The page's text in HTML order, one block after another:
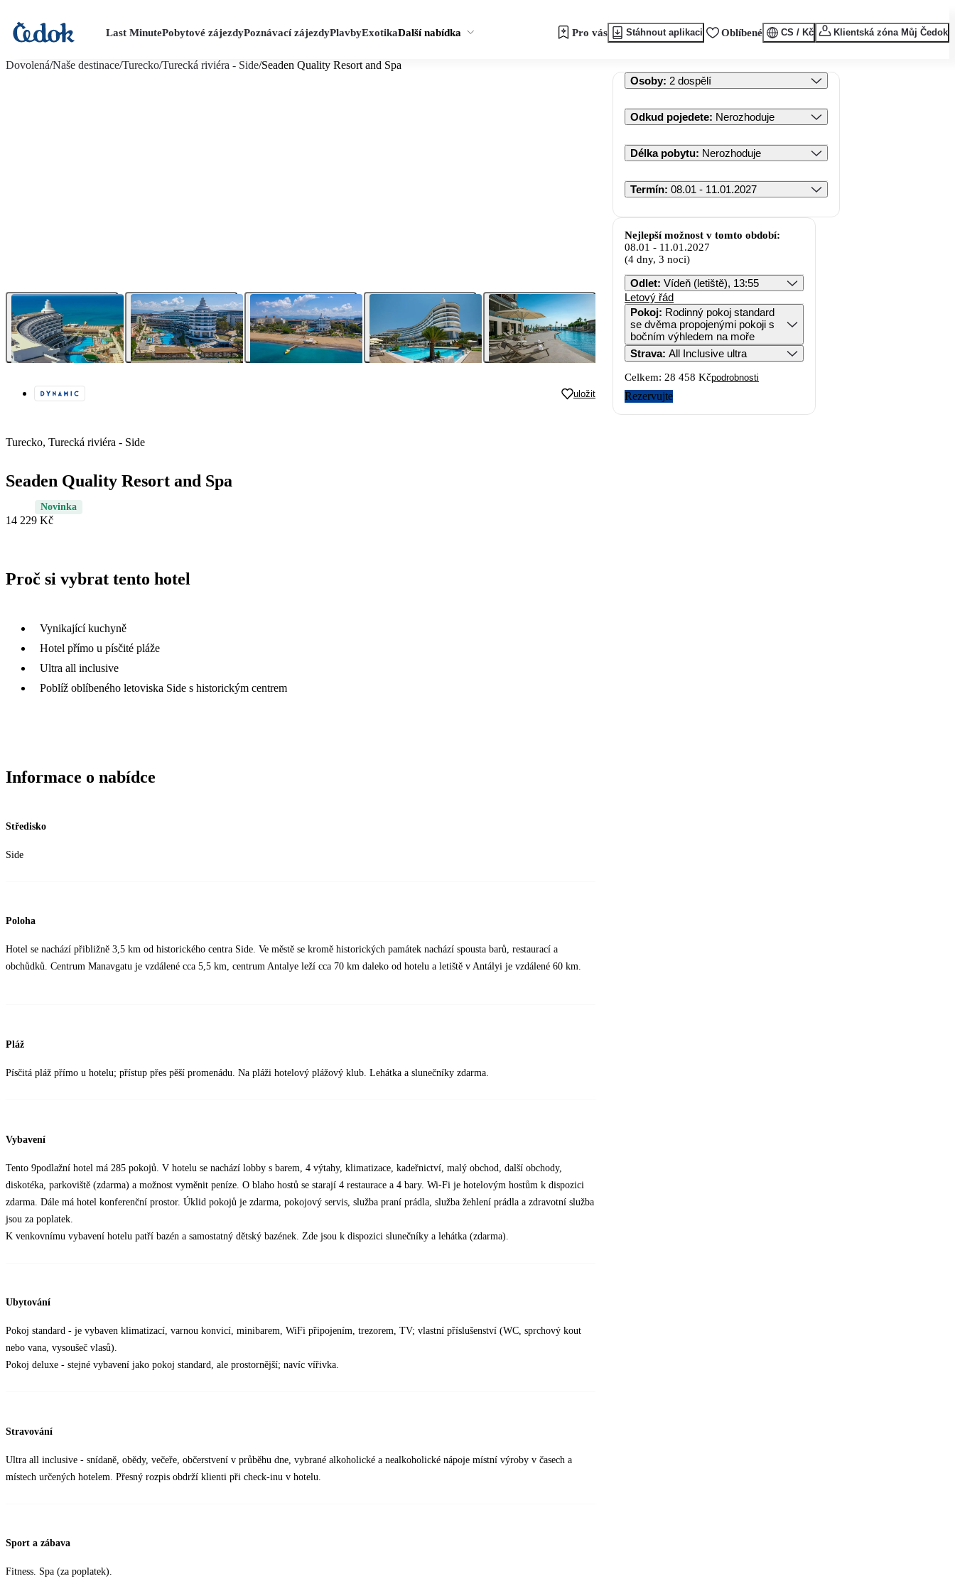
Last MinutePobytové zájezdyPoznávací zájezdyPlavbyExotikaDalší nabídka Pro vás Stáhnout aplikaci Oblíbené CS / Kč Klientská zóna Můj Čedok
Dovolená/Naše destinace/Turecko/Turecká riviéra - Side/Seaden Quality Resort and Spa
uložit
Turecko, Turecká riviéra - Side
Seaden Quality Resort and Spa
Novinka
14 229 Kč
Proč si vybrat tento hotel
Vynikající kuchyně
Hotel přímo u písčité pláže
Ultra all inclusive
Poblíž oblíbeného letoviska Side s historickým centrem
Informace o nabídce
Středisko
Side
Poloha
Hotel se nachází přibližně 3,5 km od historického centra Side. Ve městě se kromě historických památek nachází spousta barů, restaurací a
obchůdků. Centrum Manavgatu je vzdálené cca 5,5 km, centrum Antalye leží cca 70 km daleko od hotelu a letiště v Antályi je vzdálené 60 km.
Pláž
Písčitá pláž přímo u hotelu; přístup přes pěší promenádu. Na pláži hotelový plážový klub. Lehátka a slunečníky zdarma.
Vybavení
Tento 9podlažní hotel má 285 pokojů. V hotelu se nachází lobby s barem, 4 výtahy, klimatizace, kadeřnictví, malý obchod, další obchody,
diskotéka, parkoviště (zdarma) a možnost vyměnit peníze. O blaho hostů se starají 4 restaurace a 4 bary. Wi-Fi je hotelovým hostům k dispozici
zdarma. Dále má hotel konferenční prostor. Úklid pokojů je zdarma, pokojový servis, služba praní prádla, služba žehlení prádla a zdravotní služba
jsou za poplatek.
K venkovnímu vybavení hotelu patří bazén a samostatný dětský bazének. Zde jsou k dispozici slunečníky a lehátka (zdarma).
Ubytování
Pokoj standard - je vybaven klimatizací, varnou konvicí, minibarem, WiFi připojením, trezorem, TV; vlastní příslušenství (WC, sprchový kout
nebo vana, vysoušeč vlasů).
Pokoj deluxe - stejné vybavení jako pokoj standard, ale prostornější; navíc vířivka.
Stravování
Ultra all inclusive - snídaně, obědy, večeře, občerstvení v průběhu dne, vybrané alkoholické a nealkoholické nápoje místní výroby v časech a
místech určených hotelem. Přesný rozpis obdrží klienti při check-inu v hotelu.
Sport a zábava
Fitness. Spa (za poplatek).
Osoby: 2 dospělí
Odkud pojedete: Nerozhoduje
Délka pobytu: Nerozhoduje
Termín: 08.01 - 11.01.2027
Nejlepší možnost v tomto období:
08.01 - 11.01.2027
(4 dny, 3 noci)
Odlet: Vídeň (letiště), 13:55
Letový řád
Pokoj: Rodinný pokoj standard
se dvěma propojenými pokoji s
bočním výhledem na moře
Strava: All Inclusive ultra
Celkem: 28 458 Kčpodrobnosti
Rezervujte